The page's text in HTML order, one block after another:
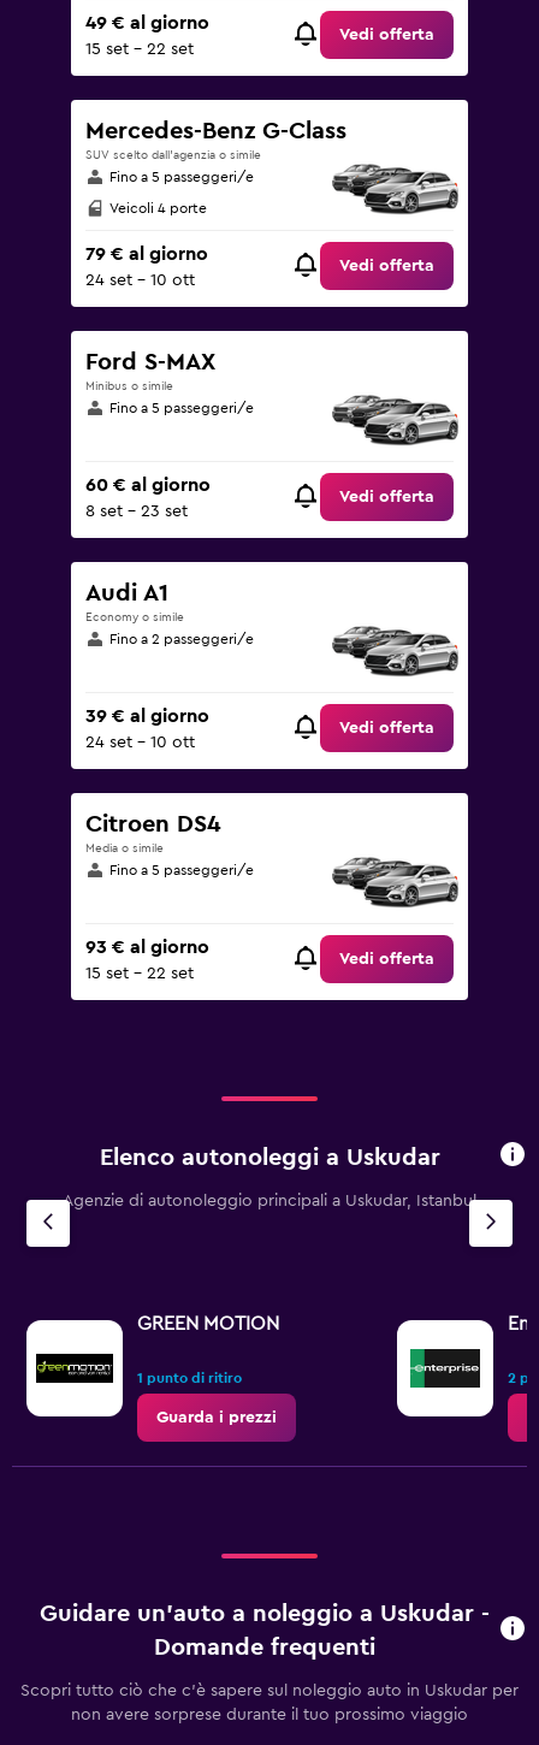
49 € al giorno
15 set - 22 set
Vedi offerta
Mercedes-Benz G-Class
SUV scelto dall'agenzia o simile
Fino a 5 passeggeri/e
Veicoli 4 porte
79 € al giorno
24 set - 10 ott
Vedi offerta
Ford S-MAX
Minibus o simile
Fino a 5 passeggeri/e
60 € al giorno
8 set - 23 set
Vedi offerta
Audi A1
Economy o simile
Fino a 2 passeggeri/e
39 € al giorno
24 set - 10 ott
Vedi offerta
Citroen DS4
Media o simile
Fino a 5 passeggeri/e
93 € al giorno
15 set - 22 set
Vedi offerta
Elenco autonoleggi a Uskudar
Agenzie di autonoleggio principali a Uskudar, Istanbul
GREEN MOTION
1 punto di ritiro
Guarda i prezzi
2
Guidare un'auto a noleggio a Uskudar -
Domande frequenti
Scopri tutto ciò che c'è sapere sul noleggio auto in Uskudar per
non avere sorprese durante il tuo prossimo viaggio